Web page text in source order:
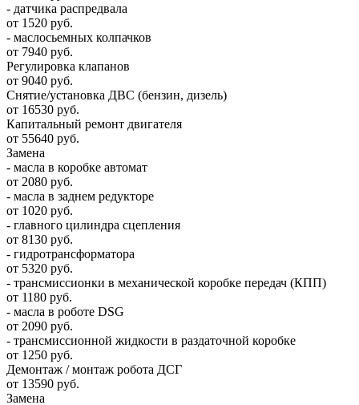
- датчика распредвала
от 1520 руб.
- маслосьемных колпачков
от 7940 руб.
Регулировка клапанов
от 9040 руб.
Снятие/установка ДВС (бензин, дизель)
от 16530 руб.
Капитальный ремонт двигателя
от 55640 руб.
Замена
- масла в коробке автомат
от 2080 руб.
- масла в заднем редукторе
от 1020 руб.
- главного цилиндра сцепления
от 8130 руб.
- гидротрансформатора
от 5320 руб.
- трансмиссионки в механической коробке передач (КПП)
от 1180 руб.
- масла в роботе DSG
от 2090 руб.
- трансмиссионной жидкости в раздаточной коробке
от 1250 руб.
Демонтаж / монтаж робота ДСГ
от 13590 руб.
Замена